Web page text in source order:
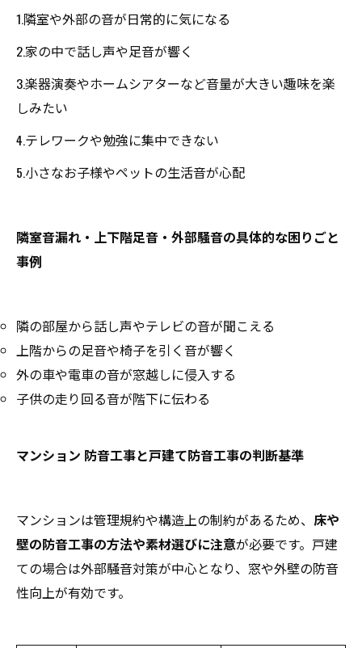
1.隣室や外部の音が日常的に気になる
2.家の中で話し声や足音が響く
3.楽器演奏やホームシアターなど音量が大きい趣味を楽
しみたい
4.テレワークや勉強に集中できない
5.小さなお子様やペットの生活音が心配
隣室音漏れ・上下階足音・外部騒音の具体的な困りごと
事例
隣の部屋から話し声やテレビの音が聞こえる
上階からの足音や椅子を引く音が響く
外の車や電車の音が窓越しに侵入する
子供の走り回る音が階下に伝わる
マンション 防音工事と戸建て防音工事の判断基準
マンションは管理規約や構造上の制約があるため、 床や
壁の防音工事の方法や素材選びに注意が必要です。戸建
ての場合は外部騒音対策が中心となり、窓や外壁の防音
性向上が有効です。